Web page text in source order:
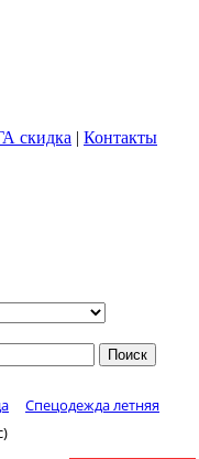
скидка | Контакты
Спецодежда летняя